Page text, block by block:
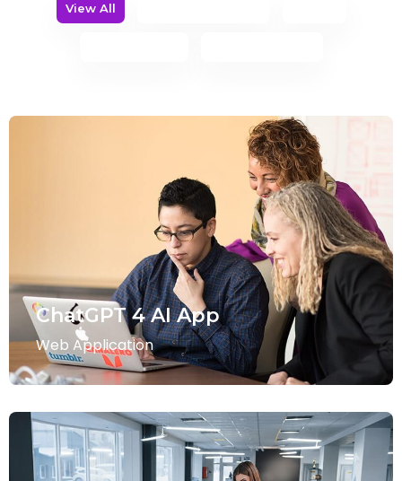
View All
ChatGPT 4 AI App
Web Application